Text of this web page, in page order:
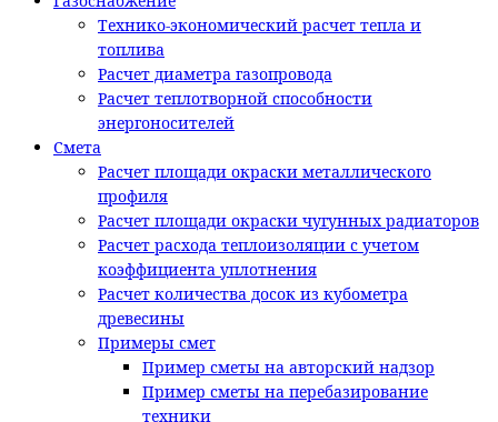
Технико-экономический расчет тепла и
топлива
Расчет диаметра газопровода
Расчет теплотворной способности
энергоносителей
Смета
Расчет площади окраски металлического
профиля
Расчет площади окраски чугунных радиаторов
Расчет расхода теплоизоляции с учетом
коэффициента уплотнения
Расчет количества досок из кубометра
древесины
Примеры смет
Пример сметы на авторский надзор
Пример сметы на перебазирование
техники